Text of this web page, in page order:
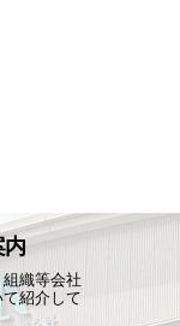
織等会社
て紹介して